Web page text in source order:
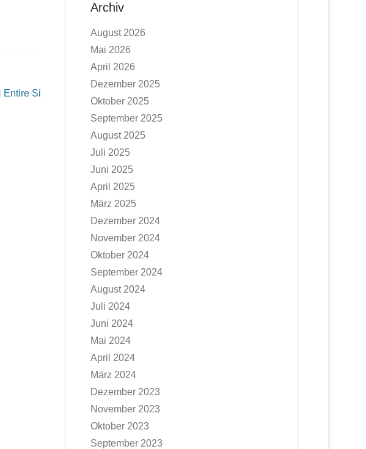
Entire Si
Archiv
August 2026
Mai 2026
April 2026
Dezember 2025
Oktober 2025
September 2025
August 2025
Juli 2025
Juni 2025
April 2025
März 2025
Dezember 2024
November 2024
Oktober 2024
September 2024
August 2024
Juli 2024
Juni 2024
Mai 2024
April 2024
März 2024
Dezember 2023
November 2023
Oktober 2023
September 2023